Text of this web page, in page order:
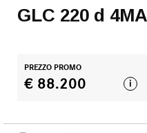
GLC 220 d
PREZZO PROMO
€ 88.200 i